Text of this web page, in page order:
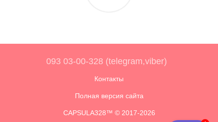
093 03-00-328 (telegram,viber)
Контакты
Полная версия сайта
CAPSULA328™ © 2017-2026